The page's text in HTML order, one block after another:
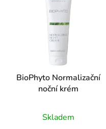
BioPhyto Normalizační
noční krém
hodnocení
Skladem